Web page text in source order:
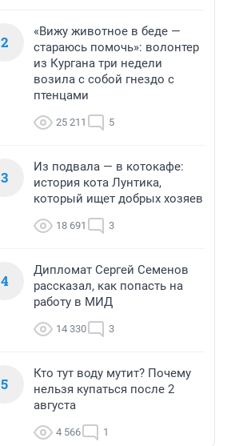
2
«Вижу животное в беде —
стараюсь помочь»: волонтер
из Кургана три недели
возила с собой гнездо с
птенцами
25 211 5
3
Из подвала — в котокафе:
история кота Лунтика,
который ищет добрых хозяев
18 691 3
4
Дипломат Сергей Семенов
рассказал, как попасть на
работу в МИД
14 330 3
5
Кто тут воду мутит? Почему
нельзя купаться после 2
августа
4 566 1